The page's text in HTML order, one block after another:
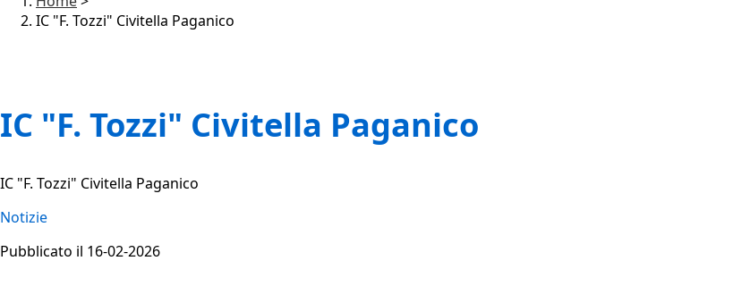
IC "F. Tozzi" Civitella Paganico
IC "F. Tozzi" Civitella Paganico
IC "F. Tozzi" Civitella Paganico
Notizie
Pubblicato il 16-02-2026